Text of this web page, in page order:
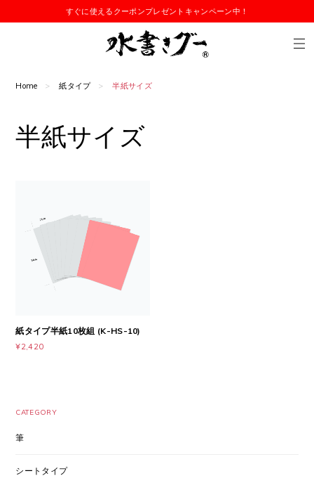
すぐに使えるクーポンプレゼントキャンペーン中！
Home 紙タイプ 半紙サイズ
半紙サイズ
紙タイプ半紙10枚組 (K-HS-10)
¥2,420
CATEGORY
筆
シートタイプ